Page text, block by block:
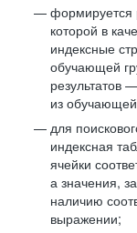
которой в
индексные
обучающей
результатов
из
для
индексная
ячейки
а значения,
наличию
выражении;